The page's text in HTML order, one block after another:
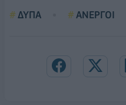
ΔΥΠΑ ΑΝΕΡΓΟΙ